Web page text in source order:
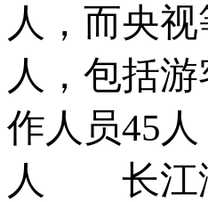
人，而央
人，包括
作人员45
人 长江海